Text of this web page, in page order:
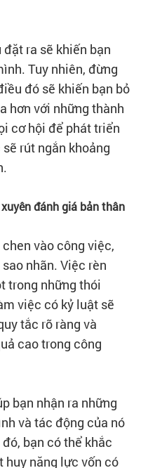
ra sẽ khiến bạn
Tuy nhiên, đừng
đó sẽ khiến bạn bỏ
hơn với những thành
cơ hội để phát triển
rút ngắn khoảng
đánh giá bản thân
vào công việc,
nhãn. Việc rèn
trong những thói
việc có kỷ luật sẽ
tắc rõ ràng và
cao trong công
bạn nhận ra những
và tác động của nó
bạn có thể khắc
huy năng lực vốn có